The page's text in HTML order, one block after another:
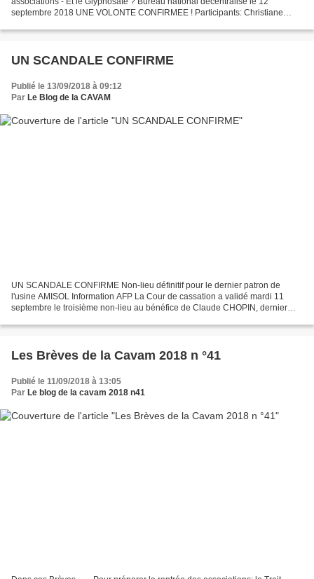
septembre 2018 UNE VOLONTE CONFIRMEE ! Participants: Christiane
UN SCANDALE CONFIRME
Publié le 13/09/2018 à 09:12
Par Le Blog de la CAVAM
UN SCANDALE CONFIRME Non-lieu définitif pour le dernier patron de
l'usine AMISOL Information AFP La Cour de cassation a validé mardi 11
septembre le troisième non-lieu au bénéfice de Claude CHOPIN, dernier
Les Brèves de la Cavam 2018 n °41
Publié le 11/09/2018 à 13:05
Par Le blog de la cavam 2018 n41